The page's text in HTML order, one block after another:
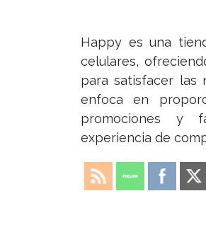
Happy es una
celulares,
para satisfacer las
enfoca en
promociones y
experiencia de